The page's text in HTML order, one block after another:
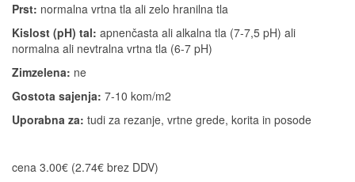
Prst: normalna vrtna tla ali zelo hranilna tla
Kislost (pH) tal: apnenčasta ali alkalna tla (7-7,5 pH) ali
normalna ali nevtralna vrtna tla (6-7 pH)
Zimzelena: ne
Gostota sajenja: 7-10 kom/m2
Uporabna za: tudi za rezanje, vrtne grede, korita in posode
cena 3.00€ (2.74€ brez DDV)